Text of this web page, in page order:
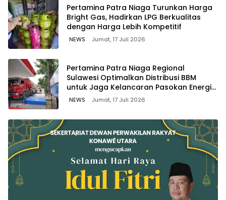
Pertamina Patra Niaga Turunkan Harga
Bright Gas, Hadirkan LPG Berkualitas
dengan Harga Lebih Kompetitif
NEWS Jumat, 17 Juli 2026
Pertamina Patra Niaga Regional
Sulawesi Optimalkan Distribusi BBM
untuk Jaga Kelancaran Pasokan Energi
di Seluruh Wilayah Sulawesi
NEWS Jumat, 17 Juli 2026